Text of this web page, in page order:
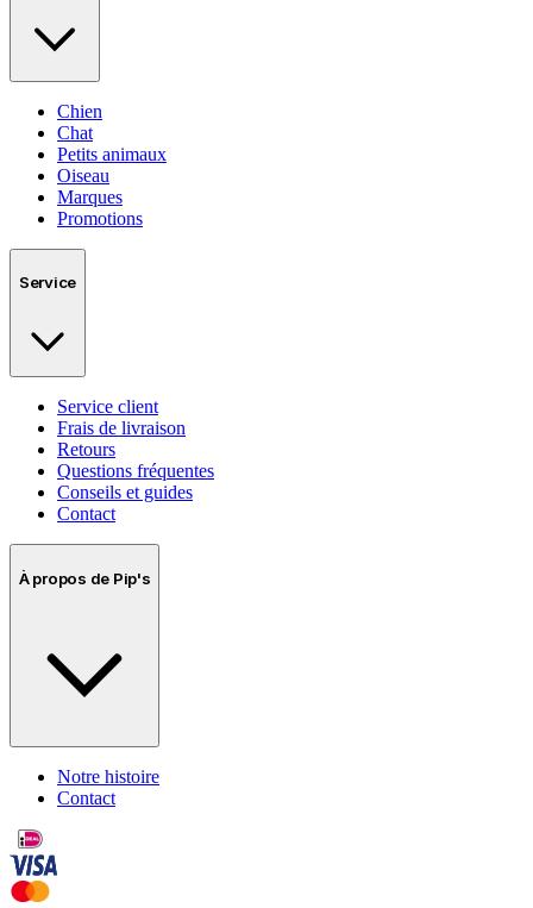
Chien
Chat
Petits animaux
Oiseau
Marques
Promotions
Service
Service client
Frais de livraison
Retours
Questions fréquentes
Conseils et guides
Contact
À propos de Pip's
Notre histoire
Contact